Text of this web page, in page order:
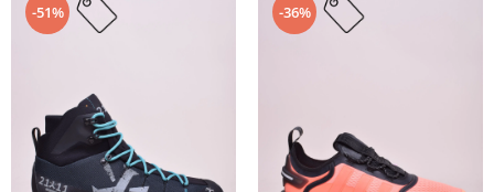
-51% -36%